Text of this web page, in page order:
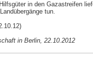
in den Gazastreifen
tun.
in Berlin, 22.10.2012